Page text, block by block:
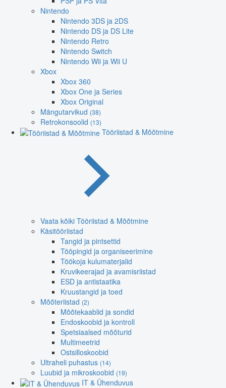
Nintendo
Nintendo 3DS ja 2DS
Nintendo DS ja DS Lite
Nintendo Retro
Nintendo Switch
Nintendo Wii ja Wii U
Xbox
Xbox 360
Xbox One ja Series
Xbox Original
Mängutarvikud (38)
Retrokonsoolid (13)
Tööriistad & Mõõtmine
Vaata kõiki Tööriistad & Mõõtmine
Käsitööriistad
Tangid ja pintsettid
Tööpingid ja organiseerimine
Töökoja kulumaterjalid
Kruvikeerajad ja avamisriistad
ESD ja antistaatika
Kruustangid ja toed
Mõõteriistad (2)
Mõõtekaablid ja sondid
Endoskoobid ja kontroll
Spetsiaalsed mõõturid
Multimeetrid
Ostsilloskoobid
Ultraheli puhastus (14)
Luubid ja mikroskoobid (19)
IT & Ühenduvus